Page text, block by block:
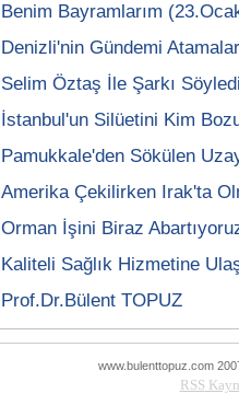
Benim Bayramlarım
Denizli'nin Gündemi
Selim Öztaş İle Şarkı
İstanbul'un Silüetini Kim
Pamukkale'den Sökülen
Amerika Çekilirken Irak'ta
Orman İşini Biraz
Kaliteli Sağlık Hizmetine
Prof.Dr.Bülent TOPUZ
www.bulenttopuz.com
RSS